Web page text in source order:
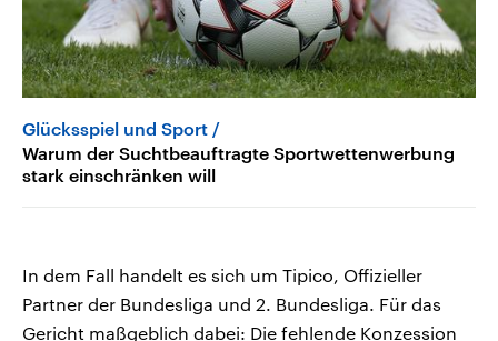
Glücksspiel und Sport
Warum der Suchtbeauftragte Sportwettenwerbung
stark einschränken will
In dem Fall handelt es sich um Tipico, Offizieller
Partner der Bundesliga und 2. Bundesliga. Für das
Gericht maßgeblich dabei: Die fehlende Konzession